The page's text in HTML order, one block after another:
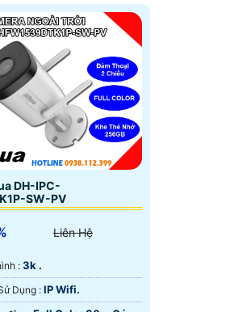
DH-IPC-
SW-PV
Liên Hệ
:3k .
⚛️ Công Nghệ Sử Dụng : IP Wifi.